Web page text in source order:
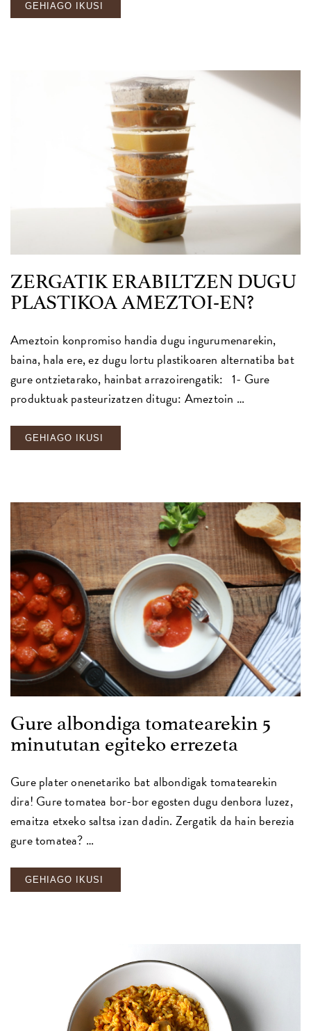
GEHIAGO IKUSI
ZERGATIK ERABILTZEN DUGU
PLASTIKOA AMEZTOI-EN?
Ameztoin konpromiso handia dugu ingurumenarekin,
baina, hala ere, ez dugu lortu plastikoaren alternatiba bat
gure ontzietarako, hainbat arrazoirengatik: 1- Gure
produktuak pasteurizatzen ditugu: Ameztoin …
GEHIAGO IKUSI
Gure albondiga tomatearekin 5
minututan egiteko errezeta
Gure plater onenetariko bat albondigak tomatearekin
dira! Gure tomatea bor-bor egosten dugu denbora luzez,
emaitza etxeko saltsa izan dadin. Zergatik da hain berezia
gure tomatea? …
GEHIAGO IKUSI